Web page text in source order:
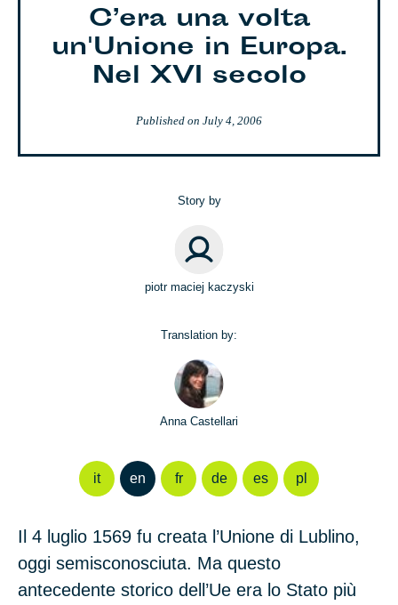
C’era una volta
un'Unione in Europa.
Nel XVI secolo
Published on July 4, 2006
Story by
piotr maciej kaczyski
Translation by:
Anna Castellari
it en fr de es pl
Il 4 luglio 1569 fu creata l’Unione di Lublino,
oggi semisconosciuta. Ma questo
antecedente storico dell’Ue era lo Stato più